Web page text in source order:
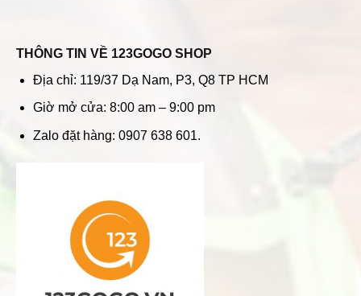
THÔNG TIN VỀ 123GOGO SHOP
Địa chỉ: 119/37 Dạ Nam, P3, Q8 TP HCM
Giờ mở cửa: 8:00 am – 9:00 pm
Zalo đặt hàng: 0907 638 601.